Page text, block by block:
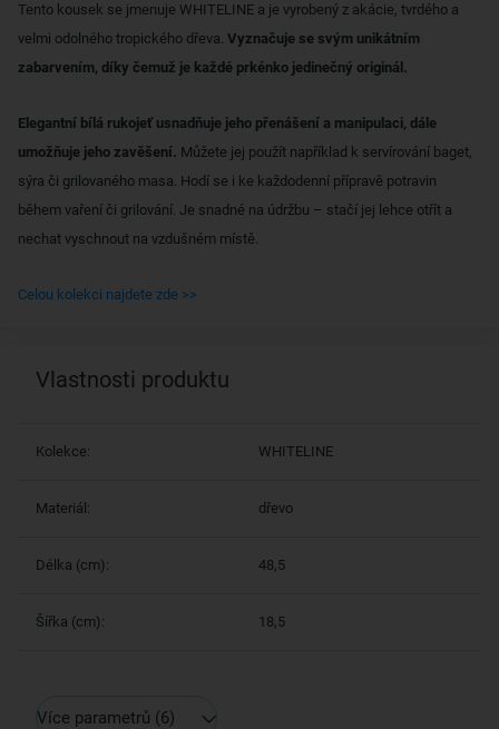
Tento kousek se jmenuje WHITELINE a je vyrobený z akácie, tvrdého a
velmi odolného tropického dřeva. Vyznačuje se svým unikátním
zabarvením, díky čemuž je každé prkénko jedinečný originál.
Elegantní bílá rukojeť usnadňuje jeho přenášení a manipulaci, dále
umožňuje jeho zavěšení. Můžete jej použít například k servírování baget,
sýra či grilovaného masa. Hodí se i ke každodenní přípravě potravin
během vaření či grilování. Je snadné na údržbu – stačí jej lehce otřít a
nechat vyschnout na vzdušném místě.
Celou kolekci najdete zde >>
Vlastnosti produktu
Kolekce: WHITELINE
Materiál: dřevo
Délka (cm): 48,5
Šířka (cm): 18,5
Více parametrů (6)